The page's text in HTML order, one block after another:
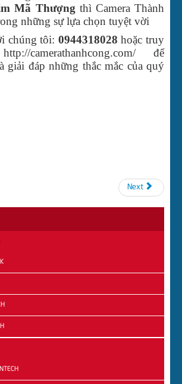
Mã Thượng thì Camera Thành
những sự lựa chọn tuyệt vời
chúng tôi: 0944318028hoặc truy
camerathanhcong.com/ để
giải đáp những thắc mắc của quý
Next